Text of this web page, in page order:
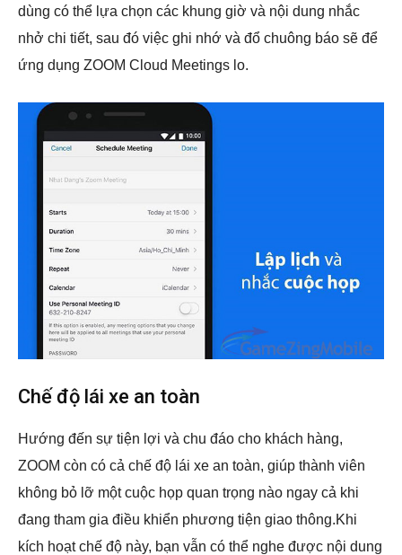
dùng có thể lựa chọn các khung giờ và nội dung nhắc
nhở chi tiết, sau đó việc ghi nhớ và đổ chuông báo sẽ để
ứng dụng ZOOM Cloud Meetings lo.
Chế độ lái xe an toàn
Hướng đến sự tiện lợi và chu đáo cho khách hàng,
ZOOM còn có cả chế độ lái xe an toàn, giúp thành viên
không bỏ lỡ một cuộc họp quan trọng nào ngay cả khi
đang tham gia điều khiển phương tiện giao thông.Khi
kích hoạt chế độ này, bạn vẫn có thể nghe được nội dung